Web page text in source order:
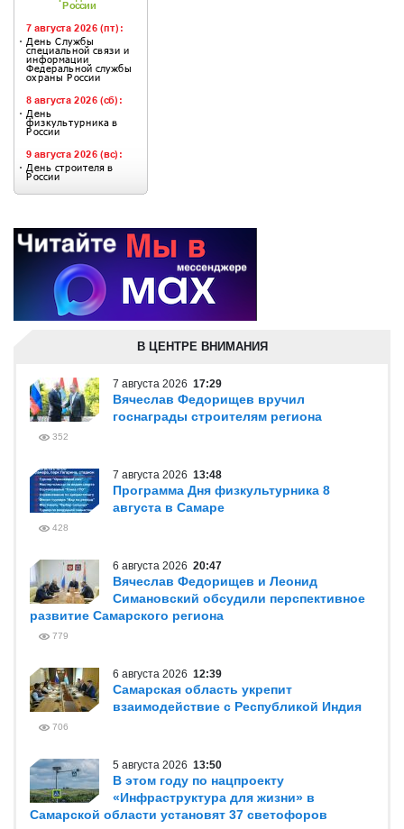
В ЦЕНТРЕ ВНИМАНИЯ
7 августа 2026 17:29
Вячеслав Федорищев вручил
госнаграды строителям региона
352
7 августа 2026 13:48
Программа Дня физкультурника 8
августа в Самаре
428
6 августа 2026 20:47
Вячеслав Федорищев и Леонид
Симановский обсудили перспективное
развитие Самарского региона
779
6 августа 2026 12:39
Самарская область укрепит
взаимодействие с Республикой Индия
706
5 августа 2026 13:50
В этом году по нацпроекту
«Инфраструктура для жизни» в
Самарской области установят 37 светофоров